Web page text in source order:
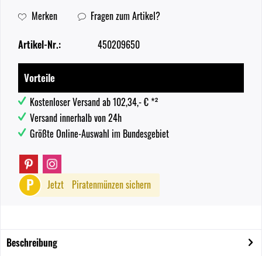
Merken Fragen zum Artikel?
Artikel-Nr.: 450209650
Vorteile
Kostenloser Versand ab 102,34,- € *²
Versand innerhalb von 24h
Größte Online-Auswahl im Bundesgebiet
P Jetzt Piratenmünzen sichern
Beschreibung